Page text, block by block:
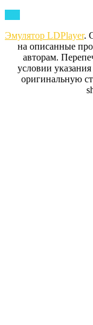
Top
Эмулятор LDPlayer.
на описанные
авторам.
условии
оригинальную